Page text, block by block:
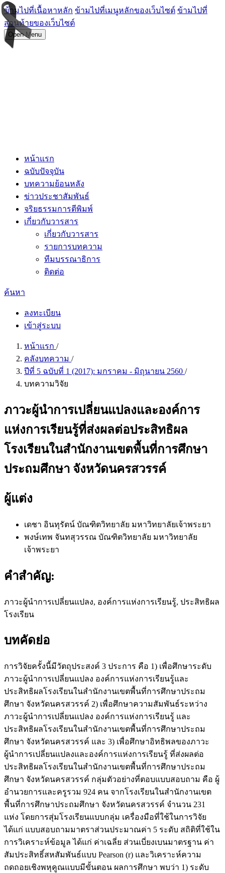
ข้ามไปที่เนื้อหาหลัก ข้ามไปที่เมนูหลักของเว็บไซต์ ข้ามไปที่
ส่วนท้ายของเว็บไซต์
Open Menu
หน้าแรก
ฉบับปัจจุบัน
บทความย้อนหลัง
ข่าวประชาสัมพันธ์
จริยธรรมการตีพิมพ์
เกี่ยวกับวารสาร
เกี่ยวกับวารสาร
รายการบทความ
ทีมบรรณาธิการ
ติดต่อ
ค้นหา
ลงทะเบียน
เข้าสู่ระบบ
หน้าแรก /
คลังบทความ /
ปีที่ 5 ฉบับที่ 1 (2017): มกราคม - มิถุนายน 2560 /
บทความวิจัย
ภาวะผู้นำการเปลี่ยนแปลงและองค์การ
แห่งการเรียนรู้ที่ส่งผลต่อประสิทธิผล
โรงเรียนในสำนักงานเขตพื้นที่การศึกษา
ประถมศึกษา จังหวัดนครสวรรค์
ผู้แต่ง
เดชา อินทุรัตน์ บัณฑิตวิทยาลัย มหาวิทยาลัยเจ้าพระยา
พงษ์เทพ จันทสุวรรณ บัณฑิตวิทยาลัย มหาวิทยาลัย
เจ้าพระยา
คำสำคัญ:
ภาวะผู้นำการเปลี่ยนแปลง, องค์การแห่งการเรียนรู้, ประสิทธิผล
โรงเรียน
บทคัดย่อ
การวิจัยครั้งนี้มีวัตถุประสงค์ 3 ประการ คือ 1) เพื่อศึกษาระดับ
ภาวะผู้นำการเปลี่ยนแปลง องค์การแห่งการเรียนรู้และ
ประสิทธิผลโรงเรียนในสำนักงานเขตพื้นที่การศึกษาประถม
ศึกษา จังหวัดนครสวรรค์ 2) เพื่อศึกษาความสัมพันธ์ระหว่าง
ภาวะผู้นำการเปลี่ยนแปลง องค์การแห่งการเรียนรู้ และ
ประสิทธิผลโรงเรียนในสำนักงานเขตพื้นที่การศึกษาประถม
ศึกษา จังหวัดนครสวรรค์ และ 3) เพื่อศึกษาอิทธิพลของภาวะ
ผู้นำการเปลี่ยนแปลงและองค์การแห่งการเรียนรู้ ที่ส่งผลต่อ
ประสิทธิผลโรงเรียนในสำนักงานเขตพื้นที่การศึกษาประถม
ศึกษา จังหวัดนครสวรรค์ กลุ่มตัวอย่างที่ตอบแบบสอบถาม คือ ผู้
อำนวยการและครูรวม 924 คน จากโรงเรียนในสำนักงานเขต
พื้นที่การศึกษาประถมศึกษา จังหวัดนครสวรรค์ จำนวน 231
แห่ง โดยการสุ่มโรงเรียนแบบกลุ่ม เครื่องมือที่ใช้ในการวิจัย
ได้แก่ แบบสอบถามมาตราส่วนประมาณค่า 5 ระดับ สถิติที่ใช้ใน
การวิเคราะห์ข้อมูล ได้แก่ ค่าเฉลี่ย ส่วนเบี่ยงเบนมาตรฐาน ค่า
สัมประสิทธิ์สหสัมพันธ์แบบ Pearson (r) และวิเคราะห์ความ
ถดถอยเชิงพหุคูณแบบมีขั้นตอน ผลการศึกษา พบว่า 1) ระดับ